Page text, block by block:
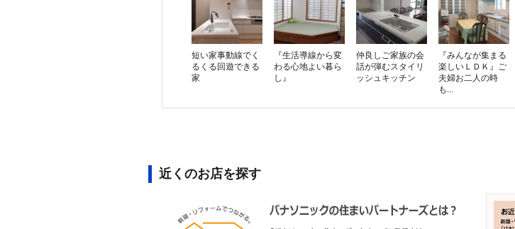
短い家事動線でく
るくる回遊できる
家
『生活導線から変
わる心地よい暮ら
し』
仲良しご家族の会
話が弾むスタイリ
ッシュキッチン
『みんなが集まる
楽しいＬＤＫ』ご
夫婦お二人の時
も...
近くのお店を探す